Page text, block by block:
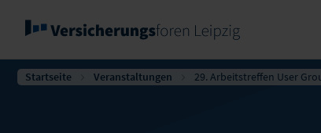
Startseite Veranstaltungen 29. Arbeitstreffen User